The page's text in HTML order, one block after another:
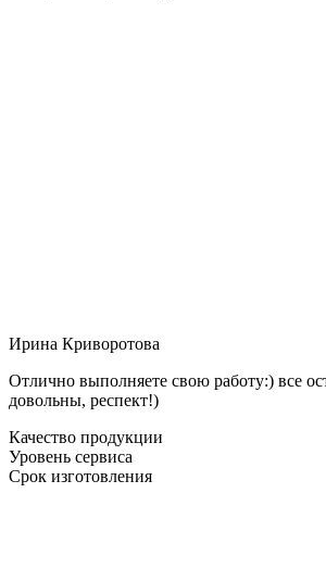
Ирина Криворотова
Отлично выполняете свою работу:) все
довольны, респект!)
Качество продукции
Уровень сервиса
Срок изготовления